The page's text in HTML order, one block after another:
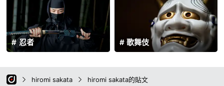
歌舞伎
忍者
hiromi sakata hiromi sakata的貼文